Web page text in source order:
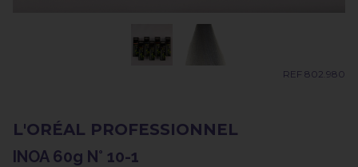
REF 802.980
L'ORÉAL PROFESSIONNEL
INOA 60g N° 10-1